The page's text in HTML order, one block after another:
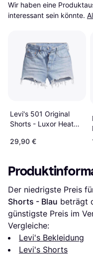
Wir haben eine
interessant sein könnte.
Levi's 501 Original
Shorts - Luxor Heat
29,90 €
Der niedrigste Preis
Shorts - Blau beträgt
günstigste Preis im
Vergleiche:
Levi's Bekleidung
Levi's Shorts